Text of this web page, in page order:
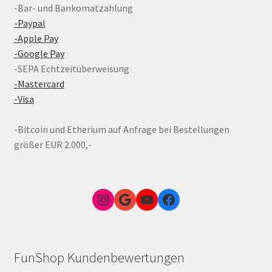
-Bar- und Bankomatzahlung
-Paypal
-Apple Pay
-Google Pay
-SEPA Echtzeitüberweisung
-Mastercard
-Visa
-Bitcoin und Etherium auf Anfrage bei Bestellungen
größer EUR 2.000,-
Instagram
Google Link zum FunShop WienYouTubeFacebook
FunShop Kundenbewertungen